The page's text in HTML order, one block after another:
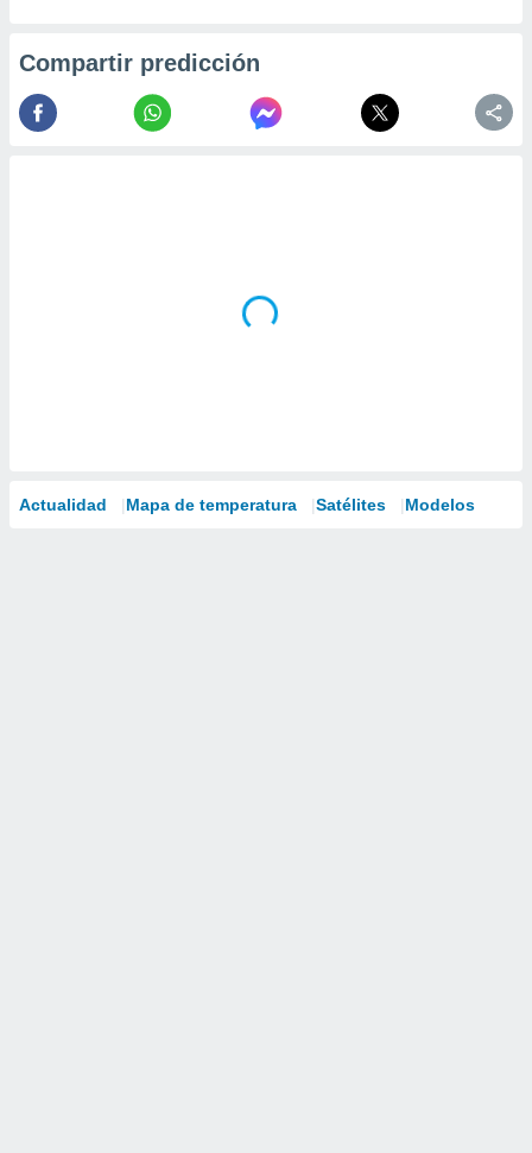
Compartir predicción
Actualidad Mapa de temperatura Satélites Modelos